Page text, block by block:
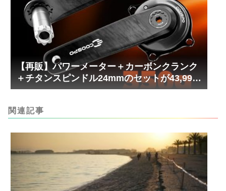
【再販】パワーメーター＋カーボンクランク
＋チタンスピンドル24mmのセットが43,999
円！
関連記事